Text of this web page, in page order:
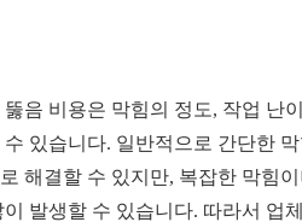
뚫음 비용은 막힘의 정도, 작업 난
수 있습니다. 일반적으로 간단한
해결할 수 있지만, 복잡한 막힘
이 발생할 수 있습니다. 따라서 업